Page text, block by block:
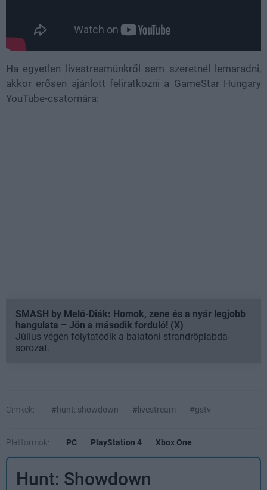
Ha egyetlen livestreamünkről sem szeretnél lemaradni,
akkor erősen ajánlott feliratkozni a GameStar Hungary
YouTube-csatornára:
SMASH by Meló-Diák: Homok, zene és a nyár legjobb
hangulata – Jön a második forduló! (X)
Július végén folytatódik a balatoni strandröplabda-
sorozat.
Címkék: #hunt: showdown #livestream #gstv
Platformok: PC PlayStation 4 Xbox One
Hunt: Showdown